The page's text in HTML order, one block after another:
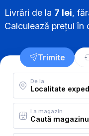
Livrări de la 7 lei,
Calculează prețul în
Trimite
De la:
La magazin: